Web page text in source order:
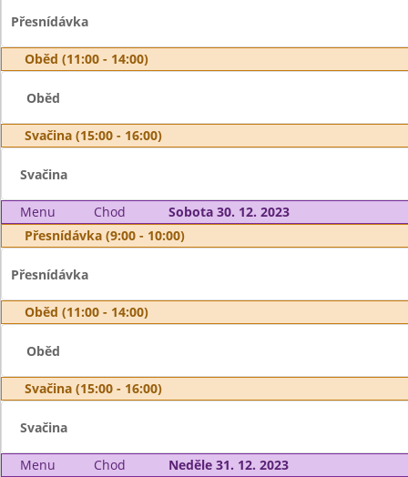
Přesnídávka
Oběd (11:00 - 14:00)
Oběd
Svačina (15:00 - 16:00)
Svačina
Menu Chod
Sobota 30. 12. 2023
Přesnídávka (9:00 - 10:00)
Přesnídávka
Oběd (11:00 - 14:00)
Oběd
Svačina (15:00 - 16:00)
Svačina
Menu Chod
Neděle 31. 12. 2023